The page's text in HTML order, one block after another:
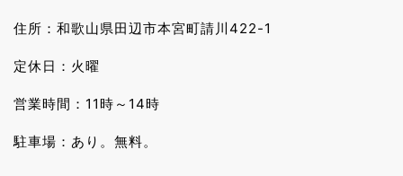
住所：和歌山県田辺市本宮町請川422-1
定休日：火曜
営業時間：11時～14時
駐車場：あり。無料。